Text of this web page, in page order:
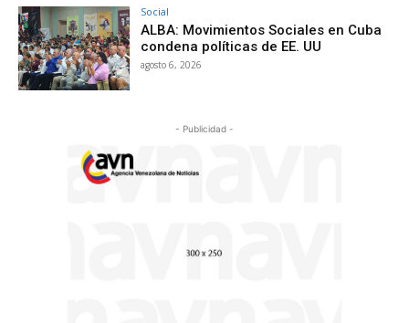
Social
ALBA: Movimientos Sociales en Cuba
condena políticas de EE. UU
agosto 6, 2026
- Publicidad -